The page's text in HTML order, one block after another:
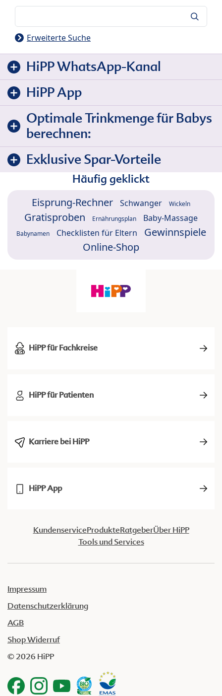
Erweiterte Suche
HiPP WhatsApp-Kanal
HiPP App
Optimale Trinkmenge für Babys
berechnen:
Exklusive Spar-Vorteile
Häufig geklickt
Eisprung-Rechner Schwanger Wickeln
Gratisproben Ernährungsplan Baby-Massage
Babynamen Checklisten für Eltern
Gewinnspiele
Online-Shop
HiPP für Fachkreise
HiPP für Patienten
Karriere bei HiPP
HiPP App
KundenserviceProdukteRatgeberÜber HiPP
Tools und Services
Impressum
Datenschutzerklärung
AGB
Shop Widerruf
© 2026 HiPP